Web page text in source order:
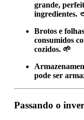
grande,
ingredientes.
Brotos e
consumidos
cozidos. 🌱
pode ser
Passando o